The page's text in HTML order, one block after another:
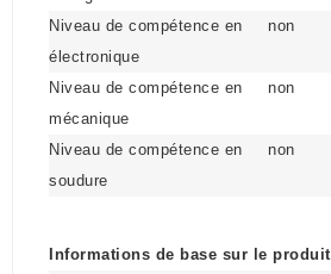
Niveau de compétence en
électronique
non
Niveau de compétence en
mécanique
non
Niveau de compétence en
soudure
non
Informations de base sur le produit